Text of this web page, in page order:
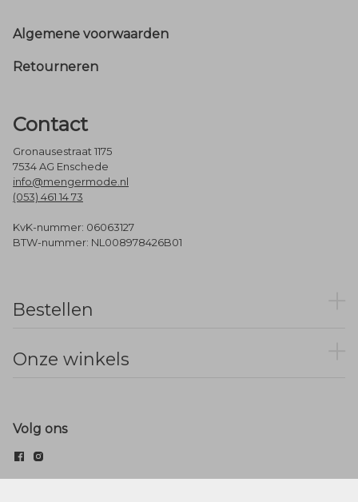
Footer
Algemene voorwaarden
Retourneren
Contact
Gronausestraat 1175
7534 AG Enschede
info@mengermode.nl
(053) 461 14 73
KvK-nummer: 06063127
BTW-nummer: NL008978426B01
Bestellen
Onze winkels
Volg ons